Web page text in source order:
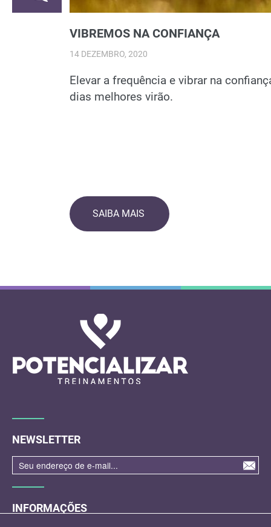
VIBREMOS NA CONFIANÇA
14 DEZEMBRO, 2020
Elevar a frequência e vibrar na
dias melhores virão.
SAIBA MAIS
NEWSLETTER
INFORMAÇÕES